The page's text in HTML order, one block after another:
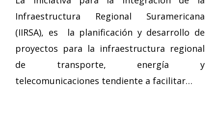
Infraestructura Regional Suramericana
(IIRSA), es la planificación y desarrollo de
proyectos para la infraestructura regional
de transporte, energía y
telecomunicaciones tendiente a facilitar…